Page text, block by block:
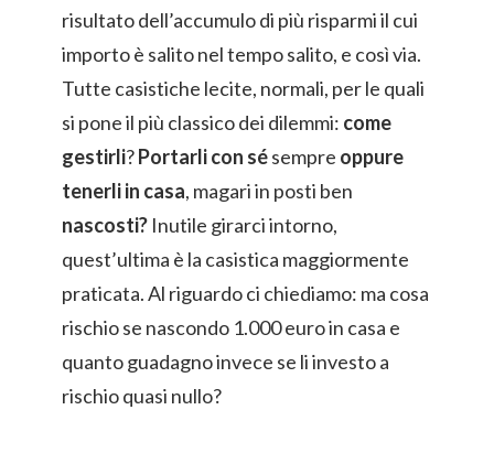
risultato dell’accumulo di più risparmi il cui
importo è salito nel tempo salito, e così via.
Tutte casistiche lecite, normali, per le quali
si pone il più classico dei dilemmi: come
gestirli?Portarli con sésempre oppure
tenerli in casa, magari in posti ben
nascosti? Inutile girarci intorno,
quest’ultima è la casistica maggiormente
praticata. Al riguardo ci chiediamo: ma cosa
rischio se nascondo 1.000 euro in casa e
quanto guadagno invece se li investo a
rischio quasi nullo?